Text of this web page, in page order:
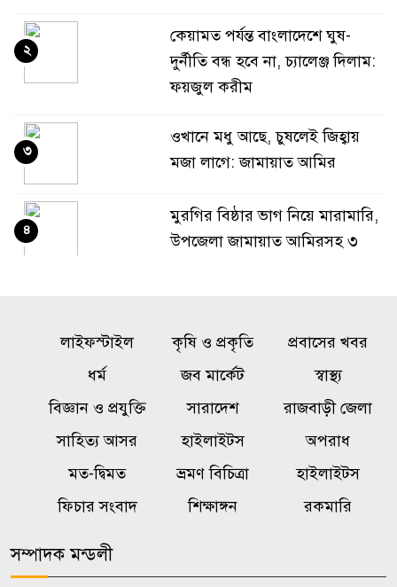
কেয়ামত পর্যন্ত বাংলাদেশে ঘুষ-
দুর্নীতি বন্ধ হবে না, চ্যালেঞ্জ দিলাম:
ফয়জুল করীম
২
ওখানে মধু আছে, চুষলেই জিহ্বায়
মজা লাগে: জামায়াত আমির
৩
মুরগির বিষ্ঠার ভাগ নিয়ে মারামারি,
উপজেলা জামায়াত আমিরসহ ৩
৪
চাইলেন দোয়া
সৌদিতে অগ্নিকাণ্ডে নিহত ১৬
বাংলাদেশির পরিবার পাবে ‘বিশেষ
মানবিক অনুদান’
বাতিল হচ্ছে ব্যাংক রেজল্যুশন
তদন্ত ও অন্তর্বর্তীকালীন আদেশের
লাইফস্টাইল কৃষি ও প্রকৃতি
প্রবাসের খবর
ধর্ম
জব মার্কেট
স্বাস্থ্য
বিজ্ঞান ও প্রযুক্তি
সারাদেশ
রাজবাড়ী জেলা
সাহিত্য আসর
হাইলাইটস
অপরাধ
মত-দ্বিমত
ভ্রমণ বিচিত্রা
হাইলাইটস
ফিচার সংবাদ
শিক্ষাঙ্গন রকমারি
সম্পাদক মন্ডলী